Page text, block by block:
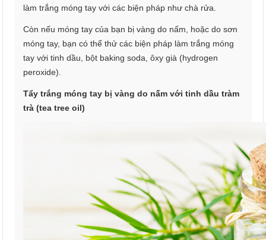
làm trắng móng tay với các biện pháp như chà rửa.
Còn nếu móng tay của bạn bị vàng do nấm, hoặc do sơn
móng tay, bạn có thể thử các biện pháp làm trắng móng
tay với tinh dầu, bột baking soda, ôxy già (hydrogen
peroxide).
Tẩy trắng móng tay bị vàng do nấm với tinh dầu tràm
trà (tea tree oil)